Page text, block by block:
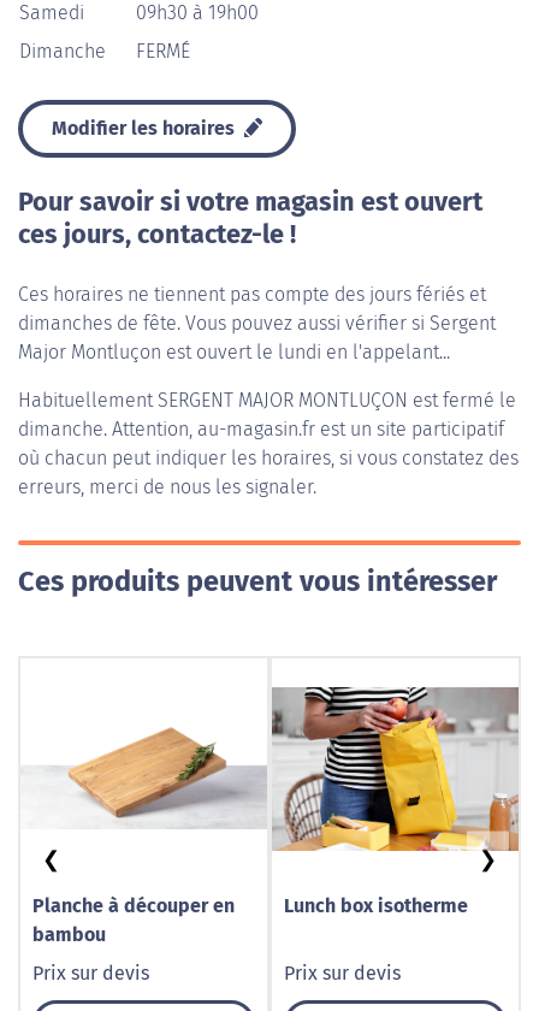
Samedi
09h30 à 19h00
Dimanche
FERMÉ
Modifier les horaires
Pour savoir si votre magasin est ouvert
ces jours, contactez-le !
Ces horaires ne tiennent pas compte des jours fériés et
dimanches de fête. Vous pouvez aussi vérifier si Sergent
Major Montluçon est ouvert le lundi en l'appelant...
HabituellementSERGENT MAJOR MONTLUÇON est fermé le
dimanche. Attention, au-magasin.fr est un site participatif
où chacun peut indiquer les horaires, si vous constatez des
erreurs, merci de nous les signaler.
Ces produits peuvent vous intéresser
Planche à découper en
bambou
Prix sur devis
Lunch box isotherme
Prix sur devis
❮ ❯